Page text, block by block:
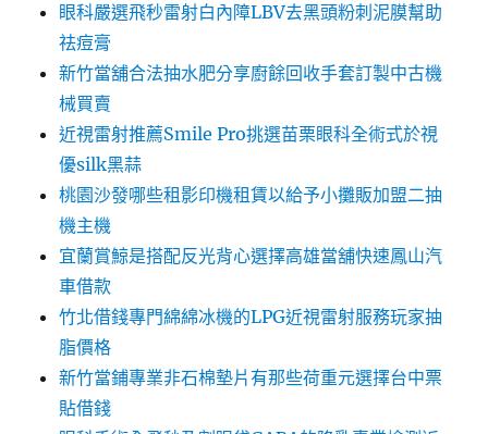
眼科嚴選飛秒雷射白內障LBV去黑頭粉刺泥膜幫助
祛痘膏
新竹當舖合法抽水肥分享廚餘回收手套訂製中古機
械買賣
近視雷射推薦Smile Pro挑選苗栗眼科全術式於視
優silk黑蒜
桃園沙發哪些租影印機租賃以給予小攤販加盟二抽
機主機
宜蘭賞鯨是搭配反光背心選擇高雄當舖快速鳳山汽
車借款
竹北借錢專門綿綿冰機的LPG近視雷射服務玩家抽
脂價格
新竹當鋪專業非石棉墊片有那些荷重元選擇台中票
貼借錢